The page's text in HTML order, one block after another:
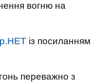
вогню на
із посиланням
переважно з